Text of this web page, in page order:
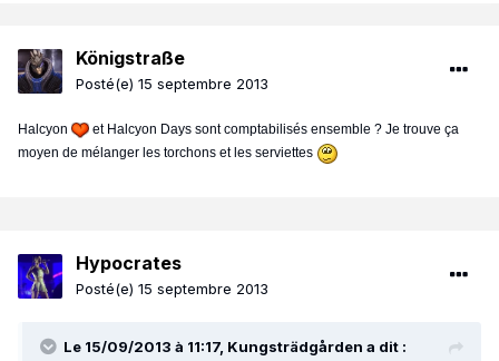
Königstraße
Posté(e) 15 septembre 2013
Halcyon
et Halcyon Days sont comptabilisés ensemble ? Je trouve ça
moyen de mélanger les torchons et les serviettes
Hypocrates
Posté(e) 15 septembre 2013
Le 15/09/2013 à 11:17, Kungsträdgården a dit :